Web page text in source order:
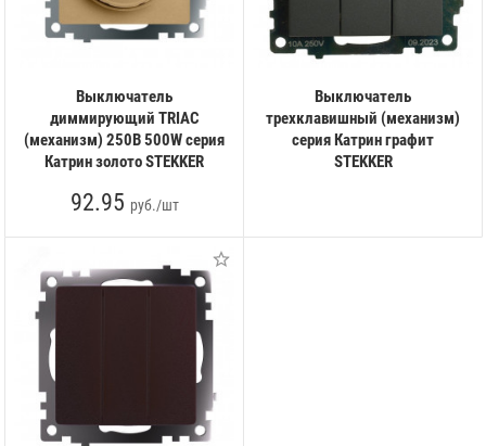
Выключатель
диммирующий TRIAC
(механизм) 250В 500W серия
Катрин золото STEKKER
92.95 руб./шт
Выключатель
трехклавишный (механизм)
серия Катрин графит
STEKKER